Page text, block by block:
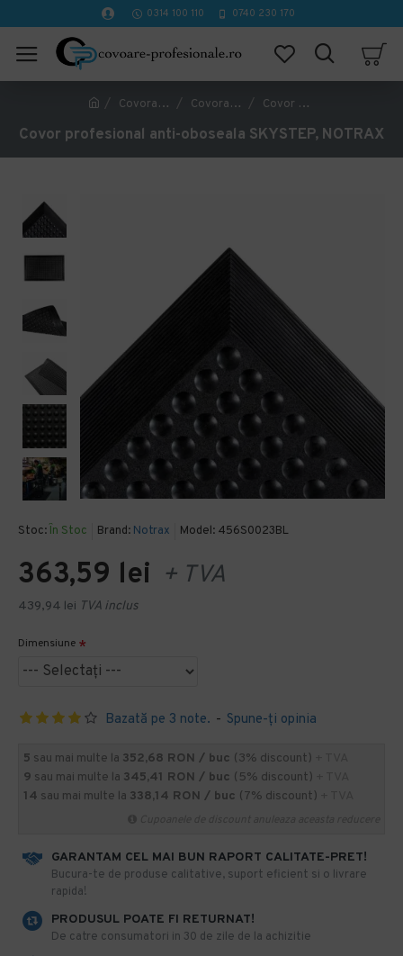
0314 100 110 0740 230 170
Covorase Profesionale Covorase ergonomice anti oboseala Covor profesional anti-oboseala SKYSTEP, NOTRAX
Covor profesional anti-oboseala SKYSTEP, NOTRAX
Stoc: În Stoc Brand: Notrax Model: 456S0023BL
Bazată pe 3 note. - Spune-ţi opinia
363,59 lei + TVA
439,94 lei TVA inclus
Dimensiune
5 sau mai multe la 352,68 RON / buc (3% discount)
9 sau mai multe la 345,41 RON / buc (5% discount)
14 sau mai multe la 338,14 RON / buc (7% discount)
GARANTAM CEL MAI BUN RAPORT CALITATE-PRET!
​Bucura-te de produse calitative, suport eficient si o livrare
rapida!
PRODUSUL POATE FI RETURNAT!
De catre consumatori in 30 de zile de la achizitie